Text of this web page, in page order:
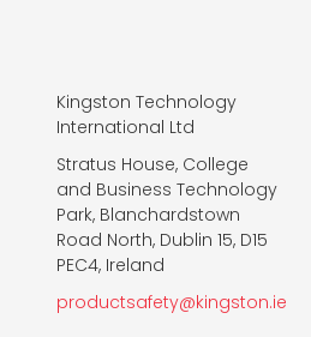
Kingston Technology
International Ltd
Stratus House, College
and Business Technology
Park, Blanchardstown
Road North, Dublin 15, D15
PEC4, Ireland
productsafety@kingston.ie